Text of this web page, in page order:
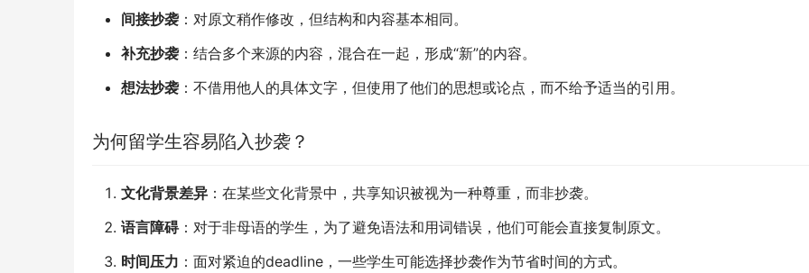
间接抄袭：对原文稍作修改，但结构和内容基本相同。
补充抄袭：结合多个来源的内容，混合在一起，形成“新”的内容。
想法抄袭：不借用他人的具体文字，但使用了他们的思想或论点，而不给予适当的引用。
为何留学生容易陷入抄袭？
文化背景差异 ：在某些文化背景中，共享知识被视为一种尊重，而非抄袭。
语言障碍：对于非母语的学生，为了避免语法和用词错误，他们可能会直接复制原文。
时间压力 ：面对紧迫的deadline，一些学生可能选择抄袭作为节省时间的方式。